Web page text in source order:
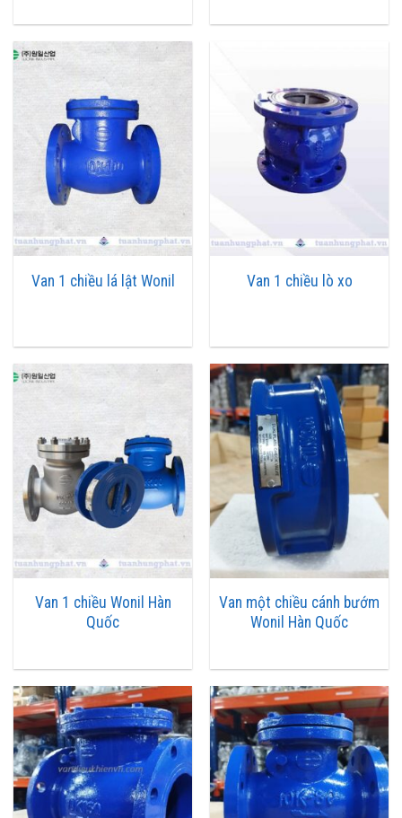
• Môi trường hoạt động: nước, khí nén, hơi
• Tiêu chuẩn kết nối: kiểu lắp ren và mặt bích
• Đối với chuẩn bích: chuẩn JIS10K và PN16
• Chứng chỉ: CO, CQ, Pkinglit
• Bảo hành: 12 tháng
• Xuất xứ: Đức, Nhật Bản
Cấu tạo của van một chiều
Cấu tạo van một chiều dạng trượt
• So với các dạng van một chiều khác, van một chiều dạng trượt
chiều dạng trượt đảm bảo độ tin cậy khi làm việc. Nhưng cũng vì
• Về mặt cấu trúc van một chiều dạng trượt luôn đảm bảo trục
đường ống dẫn vuông góc với trục của mặt đế đỡ. Thường thì
phần tử trượt nằm trên đĩa đỡ nhờ chính khối lượng của nó. Nhưng
như vậy luôn phải đảm bảo van được lắp đặt nằm ngang. Để đảm
bảo van một chiều dạng trượt có thể lắp trên đoạn ống nằm đứng.
Người ta sử dụng lò xo làm phần tử hỗ trợ kẹp chặt. Một phương
án khác có thể sử dụng là thay đổi cấu trúc van: van một chiều bi
trượt. Loại van này chỉ được sử dụng ở đường ống nhỏ.
Cấu tạo van một chiều dạng cửa xoay
Điểm đặc trưng của van một chiều dạng cửa xoay. Đó là trục của
mặt đế đỡ luôn trùng với trục đường ống dẫn chất lỏng – khí. Khi
bởi cửa xoay. Khi có dòng chất lỏng – khí tới van, cửa xoay quay
quanh trục tạo khe hở cho phép chất lỏng – khí đi qua van. Khi ngắt
dòng qua van cửa xoay quay trở về vị trí đóng nhờ khối lượng của
chính nó. Ở dạng van nằm ngang, trục quay của cửa xoay được
thiết kế cao hơn so với trục đường ống. Để đảm bảo cửa sập quay
về vị trí đóng khi không có dòng. Tại thời điểm ngắt dòng qua van,
cửa xoay từ vị trí mở quay về vị trí đóng. Với những van có kích
Van 1 chiều lá lật Wonil Van 1 chiều lò xo
Van 1 chiều Wonil Hàn
Quốc
Van một chiều cánh bướm
Wonil Hàn Quốc